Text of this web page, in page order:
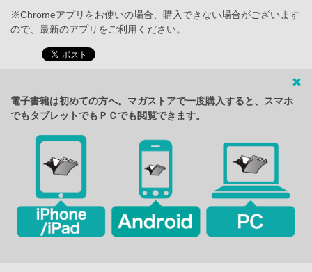
※Chromeアプリをお使いの場合、購入できない場合がございます
ので、最新のアプリをご利用ください。
電子書籍は初めての方へ。マガストアで一度購入すると、スマホ
でもタブレットでもＰＣでも閲覧できます。